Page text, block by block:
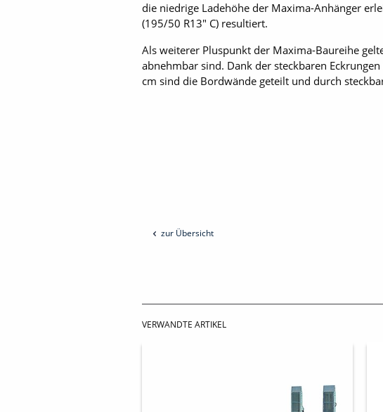
die niedrige Ladehöhe der Maxima-Anhänger
(195/50 R13" C) resultiert.
Als weiterer Pluspunkt der Maxima-Baureihe
abnehmbar sind. Dank der steckbaren
cm sind die Bordwände geteilt und durch
zur Übersicht
VERWANDTE ARTIKEL